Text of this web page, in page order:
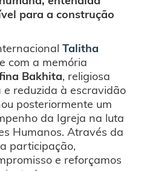
para a construção
Talitha
com a memória
Bakhita, religiosa
reduzida à escravidão
posteriormente um
da Igreja na luta
Humanos. Através da
participação,
e reforçamos